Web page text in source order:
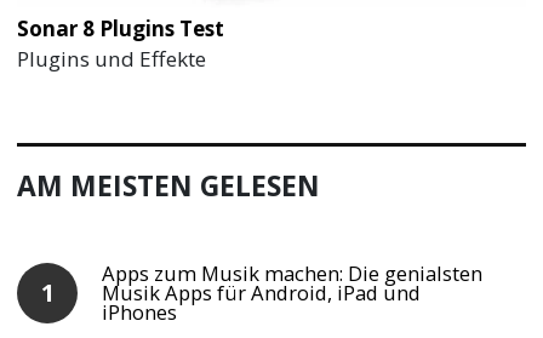
Sonar 8 Plugins Test
Plugins und Effekte
AM MEISTEN GELESEN
Apps zum Musik machen: Die genialsten
Musik Apps für Android, iPad und
iPhones